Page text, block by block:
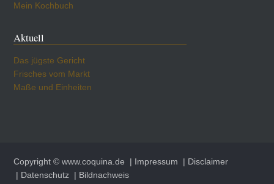
Mein Kochbuch
Aktuell
Das jügste Gericht
Frisches vom Markt
Maße und Einheiten
Copyright © www.coquina.de | Impressum
| Disclaimer
| Datenschutz
| Bildnachweis